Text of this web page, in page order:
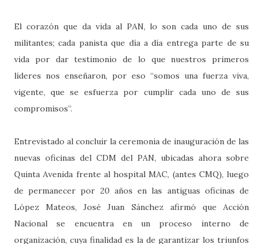
El corazón que da vida al PAN, lo son cada uno de sus
militantes; cada panista que día a día entrega parte de su
vida por dar testimonio de lo que nuestros primeros
líderes nos enseñaron, por eso “somos una fuerza viva,
vigente, que se esfuerza por cumplir cada uno de sus
compromisos”.
Entrevistado al concluir la ceremonia de inauguración de las
nuevas oficinas del CDM del PAN, ubicadas ahora sobre
Quinta Avenida frente al hospital MAC, (antes CMQ), luego
de permanecer por 20 años en las antiguas oficinas de
López Mateos, José Juan Sánchez afirmó que Acción
Nacional se encuentra en un proceso interno de
organización, cuya finalidad es la de garantizar los triunfos